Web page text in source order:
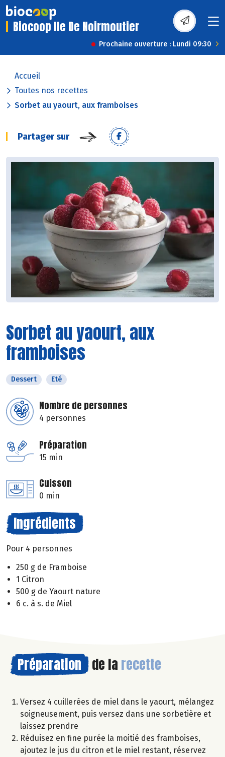
Biocoop Ile De Noirmoutier
Prochaine ouverture : Lundi 09:30
Accueil
Toutes nos recettes
Sorbet au yaourt, aux framboises
Partager sur
Sorbet au yaourt, aux
framboises
Dessert Eté
Nombre de personnes
4 personnes
Préparation
15 min
Cuisson
0 min
Ingrédients
Pour 4 personnes
250 g de Framboise
1 Citron
500 g de Yaourt nature
6 c. à s. de Miel
Préparation de la recette
Versez 4 cuillerées de miel dans le yaourt, mélangez
soigneusement, puis versez dans une sorbetière et
laissez prendre
Réduisez en fine purée la moitié des framboises,
ajoutez le jus du citron et le miel restant, réservez